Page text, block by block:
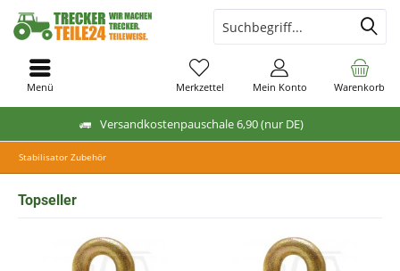
Versandkostenpauschale 6,90 (nur DE)
Warenkorb
Merkzettel Mein Konto
Menü
Stabilisator Zubehör
Topseller